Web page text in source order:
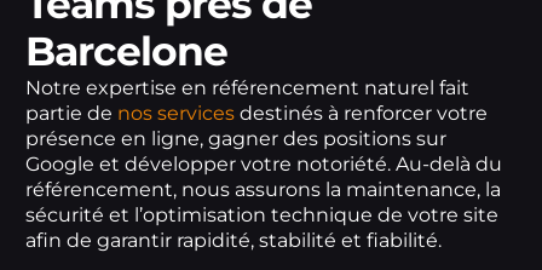
Barcelone
Notre expertise en référencement naturel fait
partie de nos services destinés à renforcer votre
présence en ligne, gagner des positions sur
Google et développer votre notoriété. Au-delà du
référencement, nous assurons la maintenance, la
sécurité et l’optimisation technique de votre site
afin de garantir rapidité, stabilité et fiabilité.